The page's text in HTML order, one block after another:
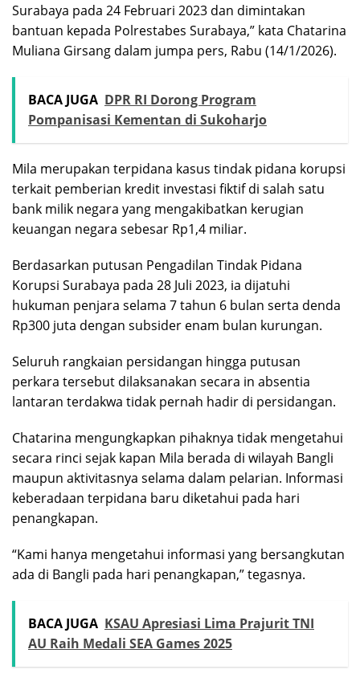
Surabaya pada 24 Februari 2023 dan dimintakan
bantuan kepada Polrestabes Surabaya,” kata Chatarina
Muliana Girsang dalam jumpa pers, Rabu (14/1/2026).
BACA JUGA DPR RI Dorong Program
Pompanisasi Kementan di Sukoharjo
Mila merupakan terpidana kasus tindak pidana korupsi
terkait pemberian kredit investasi fiktif di salah satu
bank milik negara yang mengakibatkan kerugian
keuangan negara sebesar Rp1,4 miliar.
Berdasarkan putusan Pengadilan Tindak Pidana
Korupsi Surabaya pada 28 Juli 2023, ia dijatuhi
hukuman penjara selama 7 tahun 6 bulan serta denda
Rp300 juta dengan subsider enam bulan kurungan.
Seluruh rangkaian persidangan hingga putusan
perkara tersebut dilaksanakan secara in absentia
lantaran terdakwa tidak pernah hadir di persidangan.
Chatarina mengungkapkan pihaknya tidak mengetahui
secara rinci sejak kapan Mila berada di wilayah Bangli
maupun aktivitasnya selama dalam pelarian. Informasi
keberadaan terpidana baru diketahui pada hari
penangkapan.
“Kami hanya mengetahui informasi yang bersangkutan
ada di Bangli pada hari penangkapan,” tegasnya.
BACA JUGA KSAU Apresiasi Lima Prajurit TNI
AU Raih Medali SEA Games 2025